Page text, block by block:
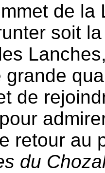
de la
soit
grande
de
retour au
du